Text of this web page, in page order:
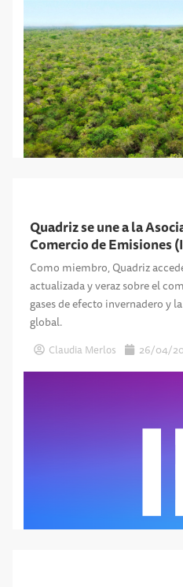
Quadriz se une a la
Comercio de Emisiones
Como miembro, Quadriz
actualizada y veraz sobre el
gases de efecto invernadero y
global.
Claudia Merlos 26/04/